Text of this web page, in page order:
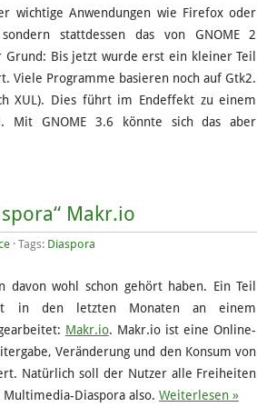
wichtige Anwendungen wie Firefox oder
stattdessen das von GNOME 2
Grund: Bis jetzt wurde erst ein kleiner Teil
Viele Programme basieren noch auf Gtk2.
XUL). Dies führt im Endeffekt zu einem
Mit GNOME 3.6 könnte sich das aber
Makr.io
· Tags: Diaspora
davon wohl schon gehört haben. Ein Teil
in den letzten Monaten an einem
Makr.io. Makr.io ist eine Online-
Veränderung und den Konsum von
Natürlich soll der Nutzer alle Freiheiten
Diaspora also. Weiterlesen »